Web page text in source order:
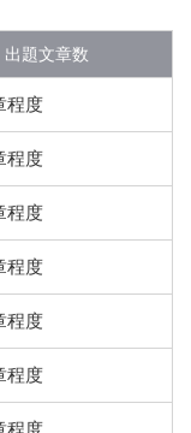
出題文章数
程度
程度
程度
程度
程度
程度